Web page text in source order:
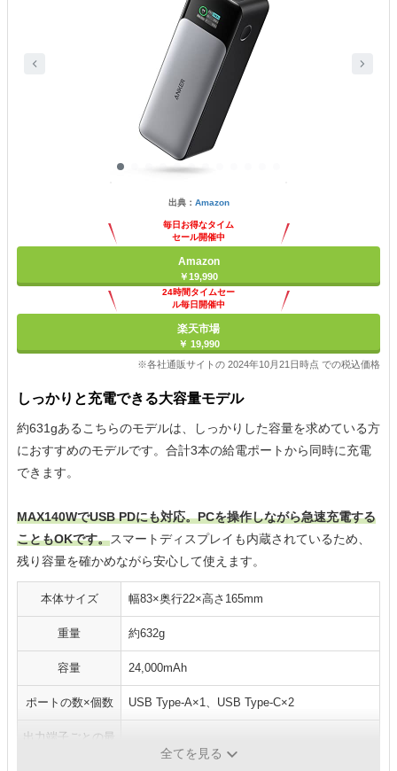
出典： Amazon
毎日お得なタイム
セール開催中
Amazon
￥19,990
24時間タイムセー
ル毎日開催中
楽天市場
￥ 19,990
※各社通販サイトの 2024年10月21日時点 での税込価格
しっかりと充電できる大容量モデル
約631gあるこちらのモデルは、しっかりした容量を求めている方
におすすめのモデルです。合計3本の給電ポートから同時に充電
できます。
MAX140WでUSB PDにも対応。PCを操作しながら急速充電する
こともOKです。スマートディスプレイも内蔵されているため、
残り容量を確かめながら安心して使えます。
本体サイズ 幅83×奥行22×高さ165mm
重量 約632g
容量 24,000mAh
ポートの数×個数 USB Type-A×1、USB Type-C×2
出力端子ごとの最
USB Type-A：3A、USB Type-C：5A
全てを見る